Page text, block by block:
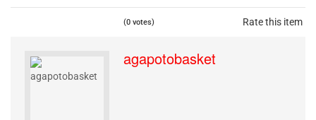
Rate this item
(0 votes)
agapotobasket